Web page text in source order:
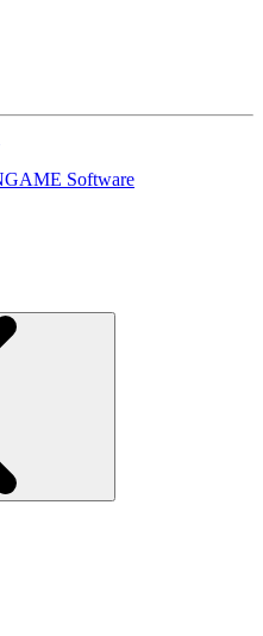
Software